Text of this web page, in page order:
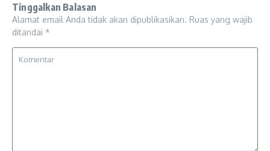
Tinggalkan Balasan
Alamat email Anda tidak akan dipublikasikan. Ruas yang wajib
ditandai *